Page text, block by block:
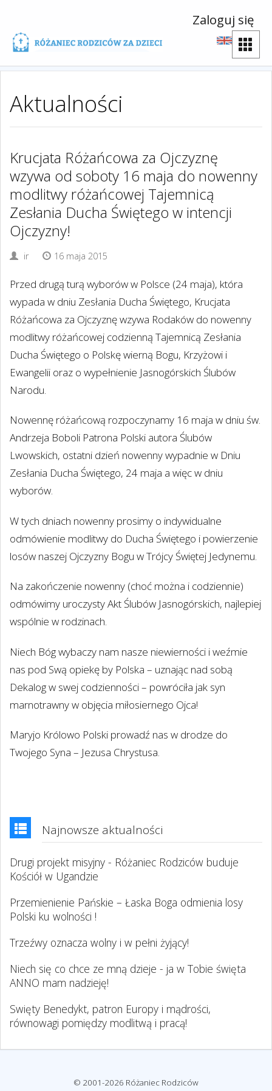
Zaloguj się
Aktualności
Krucjata Różańcowa za Ojczyznę
wzywa od soboty 16 maja do nowenny
modlitwy różańcowej Tajemnicą
Zesłania Ducha Świętego w intencji
Ojczyzny!
ir 16 maja 2015
Przed drugą turą wyborów w Polsce (24 maja), która
wypada w dniu Zesłania Ducha Świętego, Krucjata
Różańcowa za Ojczyznę wzywa Rodaków do nowenny
modlitwy różańcowej codzienną Tajemnicą Zesłania
Ducha Świętego o Polskę wierną Bogu, Krzyżowi i
Ewangelii oraz o wypełnienie Jasnogórskich Ślubów
Narodu.
Nowennę różańcową rozpoczynamy 16 maja w dniu św.
Andrzeja Boboli Patrona Polski autora Ślubów
Lwowskich, ostatni dzień nowenny wypadnie w Dniu
Zesłania Ducha Świętego, 24 maja a więc w dniu
wyborów.
W tych dniach nowenny prosimy o indywidualne
odmówienie modlitwy do Ducha Świętego i powierzenie
losów naszej Ojczyzny Bogu w Trójcy Świętej Jedynemu.
Na zakończenie nowenny (choć można i codziennie)
odmówimy uroczysty Akt Ślubów Jasnogórskich, najlepiej
wspólnie w rodzinach.
Niech Bóg wybaczy nam nasze niewierności i weźmie
nas pod Swą opiekę by Polska – uznając nad sobą
Dekalog w swej codzienności – powróciła jak syn
marnotrawny w objęcia miłosiernego Ojca!
Maryjo Królowo Polski prowadź nas w drodze do
Twojego Syna – Jezusa Chrystusa.
Najnowsze aktualności
Drugi projekt misyjny - Różaniec Rodziców buduje
Kościół w Ugandzie
Przemienienie Pańskie – Łaska Boga odmienia losy
Polski ku wolności !
Trzeźwy oznacza wolny i w pełni żyjący!
Niech się co chce ze mną dzieje - ja w Tobie święta
ANNO mam nadzieję!
Swięty Benedykt, patron Europy i mądrości,
równowagi pomiędzy modlitwą i pracą!
© 2001-2026 Różaniec Rodziców